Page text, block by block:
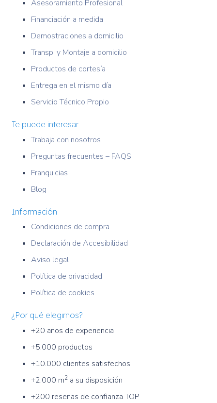
Asesoramiento Profesional
Financiación a medida
Demostraciones a domicilio
Transp. y Montaje a domicilio
Productos de cortesía
Entrega en el mismo día
Servicio Técnico Propio
Te puede interesar
Trabaja con nosotros
Preguntas frecuentes – FAQS
Franquicias
Blog
Información
Condiciones de compra
Declaración de Accesibilidad
Aviso legal
Política de privacidad
Política de cookies
¿Por qué elegirnos?
+20 años de experiencia
+5.000 productos
+10.000 clientes satisfechos
+2.000 m2 a su disposición
+200 reseñas de confianza TOP